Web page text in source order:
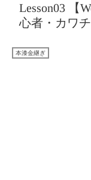
Lesson03 【
心者・カワ
本漆金継ぎ